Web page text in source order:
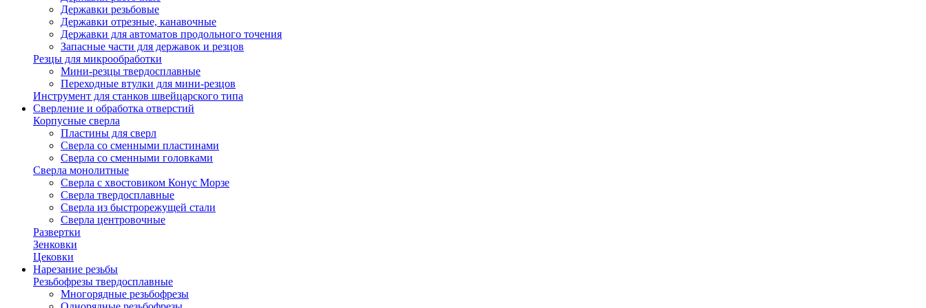
Державки резьбовые
Державки отрезные, канавочные
Державки для автоматов продольного точения
Запасные части для державок и резцов
Резцы для микрообработки
Мини-резцы твердосплавные
Переходные втулки для мини-резцов
Инструмент для станков швейцарского типа
Сверление и обработка отверстий
Корпусные сверла
Пластины для сверл
Сверла со сменными пластинами
Сверла со сменными головками
Сверла монолитные
Сверла с хвостовиком Конус Морзе
Сверла твердосплавные
Сверла из быстрорежущей стали
Сверла центровочные
Развертки
Зенковки
Цековки
Нарезание резьбы
Резьбофрезы твердосплавные
Многорядные резьбофрезы